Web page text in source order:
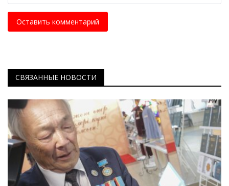
Оставить комментарий
СВЯЗАННЫЕ НОВОСТИ